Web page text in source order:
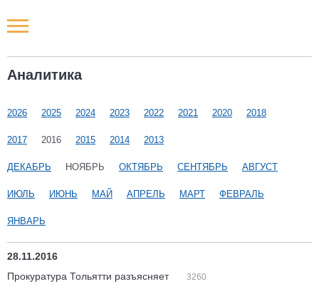
Аналитика
2026 2025 2024 2023 2022 2021 2020 2018
2017 2016 2015 2014 2013
ДЕКАБРЬ НОЯБРЬ ОКТЯБРЬ СЕНТЯБРЬ АВГУСТ
ИЮЛЬ ИЮНЬ МАЙ АПРЕЛЬ МАРТ ФЕВРАЛЬ
ЯНВАРЬ
28.11.2016
Прокуратура Тольятти разъясняет
3260
Новости РФ
Наши мероприятия
Статьи